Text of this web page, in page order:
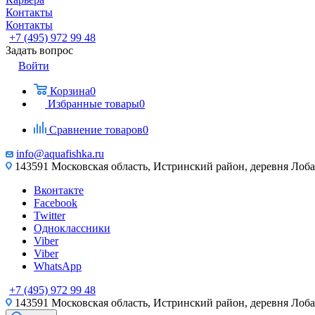
Контакты
Контакты
+7 (495) 972 99 48
Задать вопрос
Войти
Корзина0
Избранные товары0
Сравнение товаров0
info@aquafishka.ru
143591 Московская область, Истринский район, деревня
Вконтакте
Facebook
Twitter
Одноклассники
Viber
Viber
WhatsApp
+7 (495) 972 99 48
143591 Московская область, Истринский район, деревня